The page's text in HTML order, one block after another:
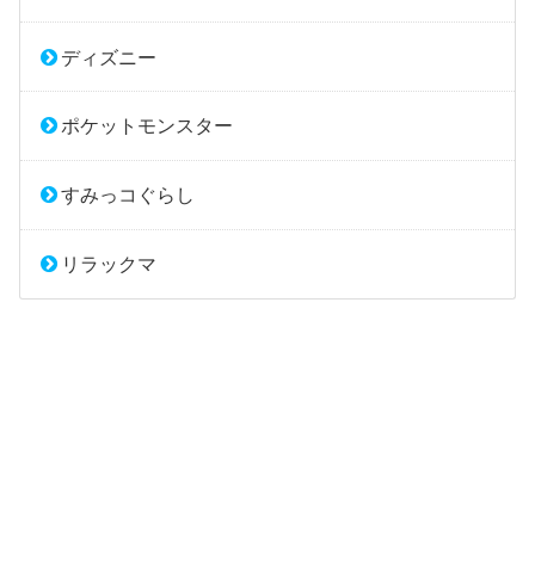
ディズニー
ポケットモンスター
すみっコぐらし
リラックマ